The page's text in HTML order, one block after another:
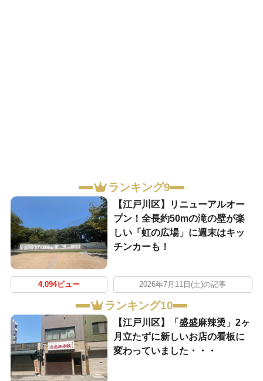
ランキング9
【江戸川区】リニューアルオー
プン！全長約50mの滝の壁が楽
しい「虹の広場」に週末はキッ
チンカーも！
4,094ビュー 2026年7月11日(土)の記事
ランキング10
【江戸川区】「盛盛麻辣烫」2ヶ
月立たずに新しいお店の看板に
変わっていました・・・